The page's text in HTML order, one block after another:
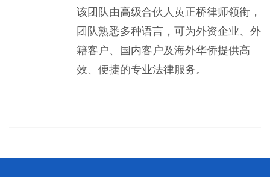
该团队由高级合伙人黄正桥律师领衔，
团队熟悉多种语言，可为外资企业、外
籍客户、国内客户及海外华侨提供高
效、便捷的专业法律服务。